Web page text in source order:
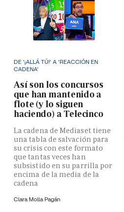
DE '¡ALLÁ TÚ!' A 'REACCIÓN EN
CADENA'
Así son los concursos
que han mantenido a
flote (y lo siguen
haciendo) a Telecinco
La cadena de Mediaset tiene
una tabla de salvación para
su crisis con este formato
que tantas veces han
subsistido en su parrilla por
encima de la media de la
cadena
Clara Molla Pagán